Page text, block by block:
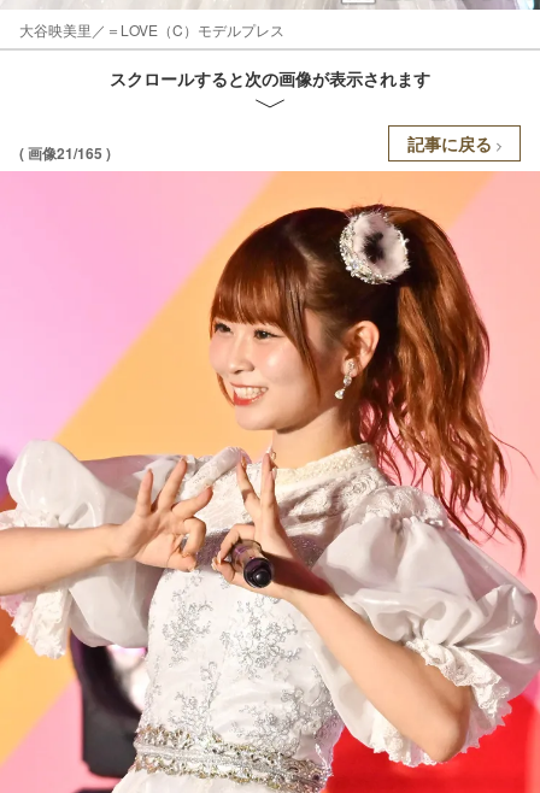
大谷映美里／＝LOVE（C）モデルプレス
スクロールすると次の画像が表示されます
( 画像21/165 ) 記事に戻る